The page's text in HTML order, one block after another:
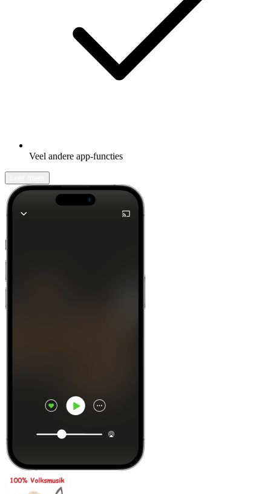
Veel andere app-functies